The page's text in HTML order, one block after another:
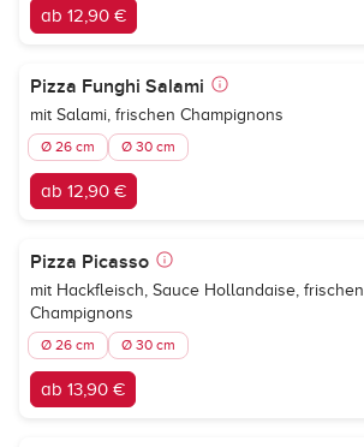
ab 12,90 €
Pizza Funghi Salami
mit Salami, frischen Champignons
Ø 26 cm Ø 30 cm
ab 12,90 €
Pizza Picasso
mit Hackfleisch, Sauce Hollandaise, frischen
Champignons
Ø 26 cm Ø 30 cm
ab 13,90 €